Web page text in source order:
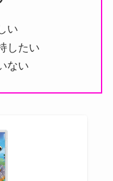
い
したい
ない